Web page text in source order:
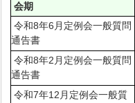
会期
令和8年6月定例会一般質問
通告書
令和8年2月定例会一般質問
通告書
令和7年12月定例会一般質